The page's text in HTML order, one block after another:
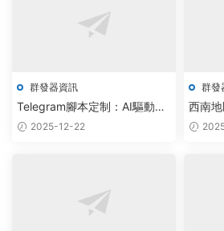
群發器資訊
Telegram腳本定制：AI驅動群
發引擎實現自動化連接效率提
2025-12-22
群發
西南
驅動